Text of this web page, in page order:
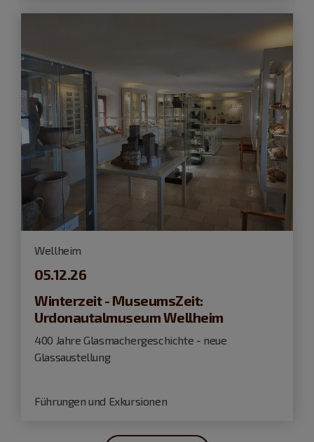
Wellheim
05.12.26
Winterzeit - MuseumsZeit:
Urdonautalmuseum Wellheim
400 Jahre Glasmachergeschichte - neue
Glassaustellung
Führungen und Exkursionen